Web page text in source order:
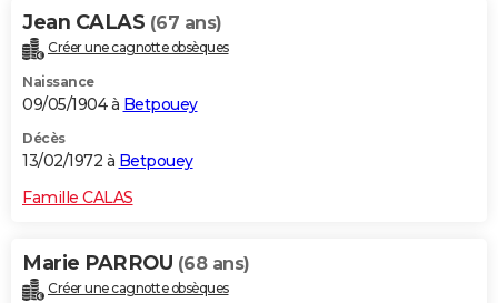
Jean CALAS (67 ans)
Créer une cagnotte obsèques
Naissance
09/05/1904 à Betpouey
Décès
13/02/1972 à Betpouey
Famille CALAS
Marie PARROU (68 ans)
Créer une cagnotte obsèques